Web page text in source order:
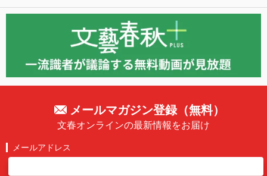
メールマガジン登録（無料）
文春オンラインの最新情報をお届け
メールアドレス